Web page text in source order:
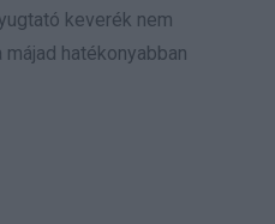
keverék nem
hatékonyabban